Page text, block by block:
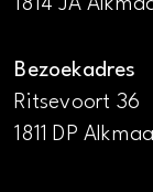
Bezoekadres
Ritsevoort 36
1811 DP